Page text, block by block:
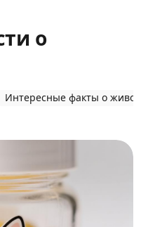
о
Интересные факты о